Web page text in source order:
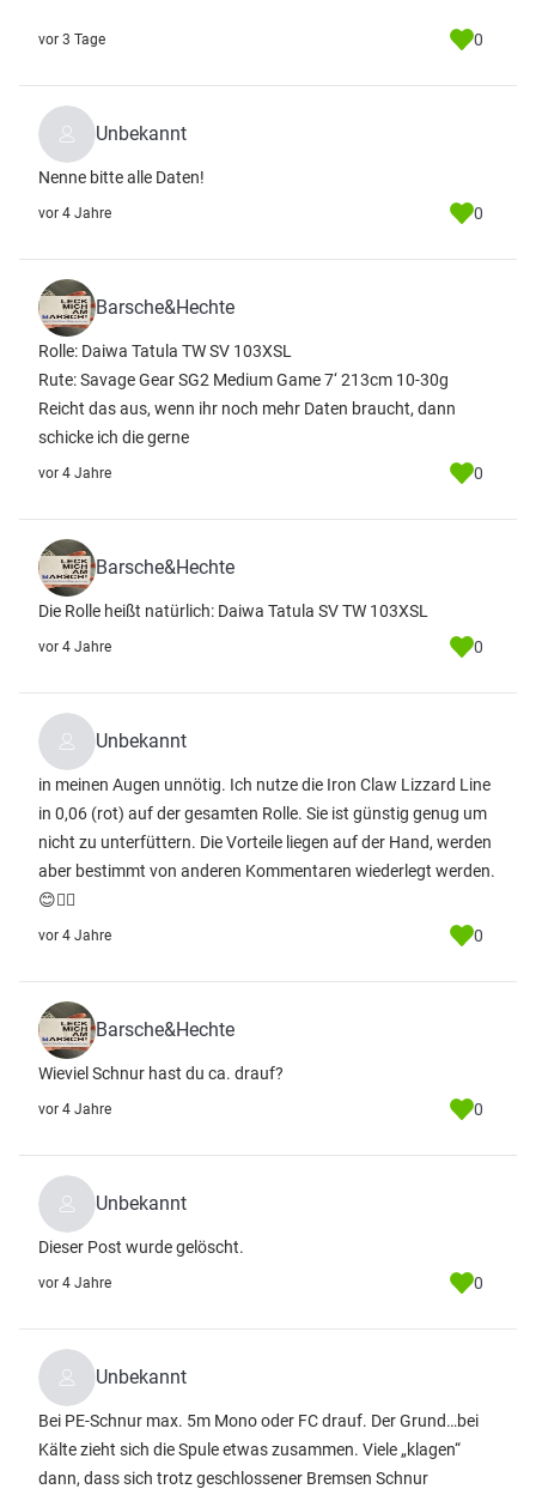
vor 3 Tage 0
Unbekannt
Nenne bitte alle Daten!
vor 4 Jahre 0
Barsche&Hechte
Rolle: Daiwa Tatula TW SV 103XSL
Rute: Savage Gear SG2 Medium Game 7‘ 213cm 10-30g
Reicht das aus, wenn ihr noch mehr Daten braucht, dann
schicke ich die gerne
vor 4 Jahre 0
Barsche&Hechte
Die Rolle heißt natürlich: Daiwa Tatula SV TW 103XSL
vor 4 Jahre 0
Unbekannt
in meinen Augen unnötig. Ich nutze die Iron Claw Lizzard Line
in 0,06 (rot) auf der gesamten Rolle. Sie ist günstig genug um
nicht zu unterfüttern. Die Vorteile liegen auf der Hand, werden
aber bestimmt von anderen Kommentaren wiederlegt werden.
😊👍🏻
vor 4 Jahre 0
Barsche&Hechte
Wieviel Schnur hast du ca. drauf?
vor 4 Jahre 0
Unbekannt
Dieser Post wurde gelöscht.
vor 4 Jahre 0
Unbekannt
Bei PE-Schnur max. 5m Mono oder FC drauf. Der Grund…bei
Kälte zieht sich die Spule etwas zusammen. Viele „klagen“
dann, dass sich trotz geschlossener Bremsen Schnur